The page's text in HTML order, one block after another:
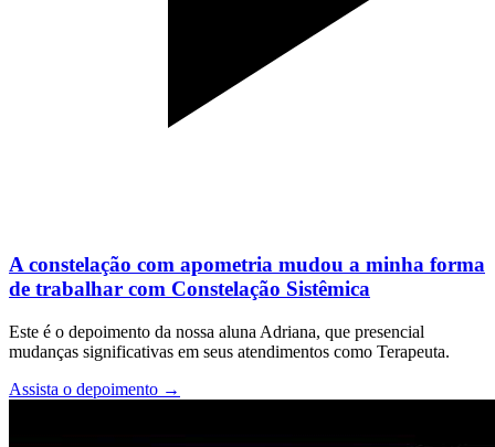
A constelação com apometria mudou a minha forma
de trabalhar com Constelação Sistêmica
Este é o depoimento da nossa aluna Adriana, que presencial
mudanças significativas em seus atendimentos como Terapeuta.
Assista o depoimento →